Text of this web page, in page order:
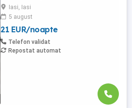
de apartamente si garsoniere situate in
puncte cheie ale orasului doar in
complexe rezidentiale noi: *Zona Palas
Mall - Centru - Complex Lazar Residence;
*Zona Palas Mall - Centru Complex Q
Residence; *Zona Palas Mall - ...
Iasi, Iasi
5 august
21 EUR/noapte
Telefon validat
Repostat automat